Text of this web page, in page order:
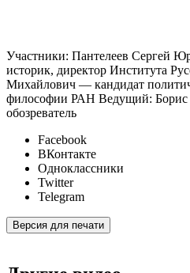
Участники: Пантелеев Сергей
историк, директор Института
Михайлович — кандидат
философии РАН Ведущий: Борис
обозреватель
Facebook
ВКонтакте
Одноклассники
Twitter
Telegram
Версия для печати